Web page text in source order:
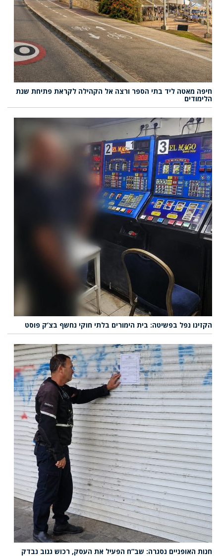
חיפה מאטה ליד בתי הספר ורצה אל הקהילה לקראת פתיחת שנת
הלימודים
הקזינו נפל בפשיטה: בית הימורים בלתי חוקי נחשף בצ’ק פוסט
חנות האופניים נסגרה: שב”ח הפעיל את העסק, רכוש גנוב נבדק